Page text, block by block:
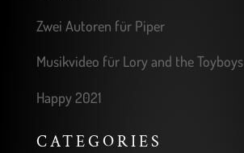
Zwei Autoren für Piper
Musikvideo für Lory and the Toyboys
Happy 2021
CATEGORIES